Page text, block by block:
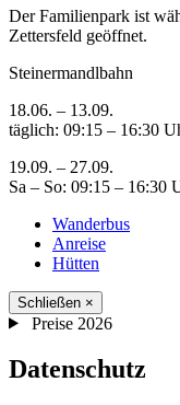
Der Familienpark ist
Zettersfeld geöffnet.
Steinermandlbahn
18.06. – 13.09.
täglich: 09:15 – 16:30
19.09. – 27.09.
Sa – So: 09:15 – 16:30
Wanderbus
Anreise
Hütten
Schließen ×
Preise 2026
Datenschutz